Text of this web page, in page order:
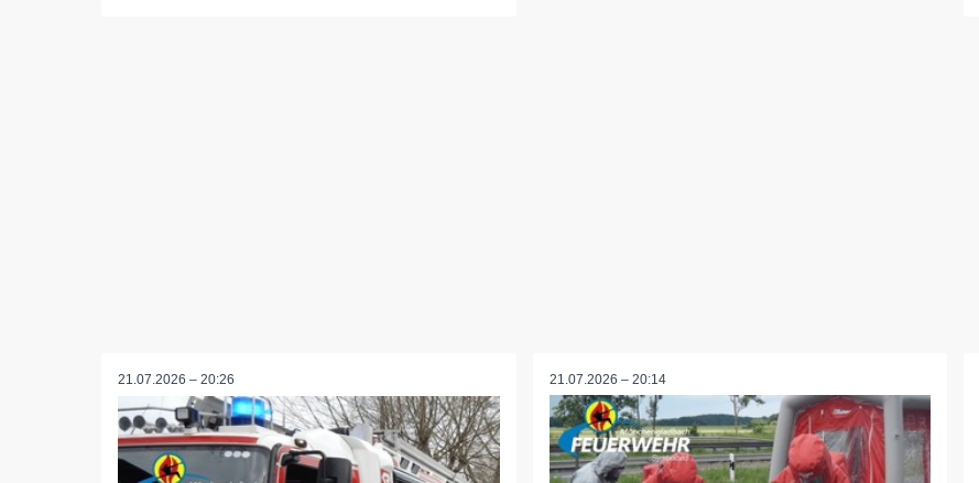
21.07.2026 – 20:26 21.07.2026 – 20:14